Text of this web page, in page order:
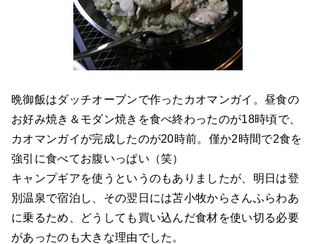
晩御飯はダッチオーブンで作ったカオマンガイ。昼食の
お好み焼き＆モダン焼きを食べ終わったのが18時頃で、
カオマンガイが完成したのが20時前。僅か2時間で2食を
強引に食べてお腹いっぱい（笑）
キャンプギアを使うというのもありましたが、明日は登
別温泉で宿泊し、その翌日には苫小牧からさんふらわあ
に乗るため、どうしても買い込んだ食材を使い切る必要
があったのも大きな理由でした。